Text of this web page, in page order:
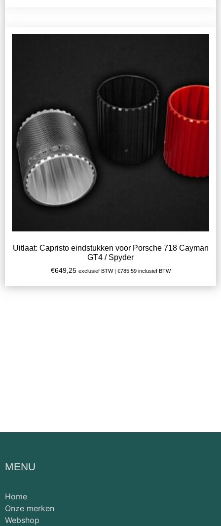
Uitlaat: Capristo eindstukken voor Porsche 718 Cayman
GT4 / Spyder
€649,25 exclusief BTW | €785,59inclusief BTW
MENU
Home
Onze merken
Webshop